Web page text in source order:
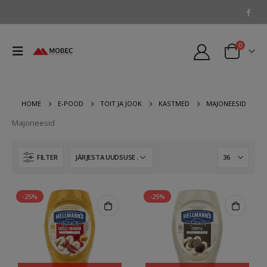
0
HOME E-POOD TOIT JA JOOK KASTMED MAJONEESID
Majoneesid
FILTER
-25% -25%